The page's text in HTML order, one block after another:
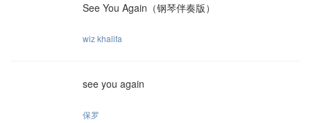
See You Again（钢琴伴奏版）
wiz khalifa
see you again
保罗